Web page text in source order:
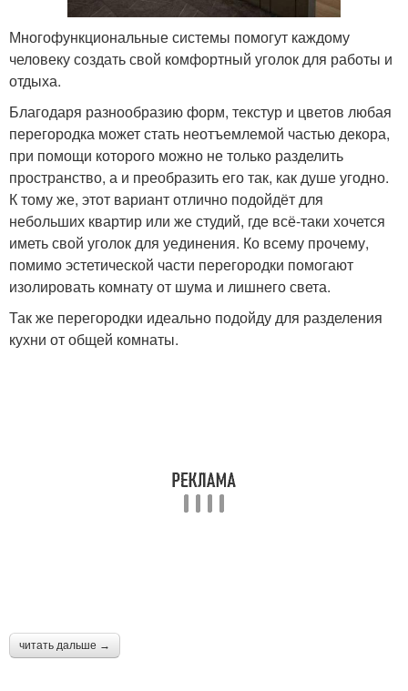
Многофункциональные системы помогут каждому
человеку создать свой комфортный уголок для работы и
отдыха.
Благодаря разнообразию форм, текстур и цветов любая
перегородка может стать неотъемлемой частью декора,
при помощи которого можно не только разделить
пространство, а и преобразить его так, как душе угодно.
К тому же, этот вариант отлично подойдёт для
небольших квартир или же студий, где всё-таки хочется
иметь свой уголок для уединения. Ко всему прочему,
помимо эстетической части перегородки помогают
изолировать комнату от шума и лишнего света.
Так же перегородки идеально подойду для разделения
кухни от общей комнаты.
читать дальше →